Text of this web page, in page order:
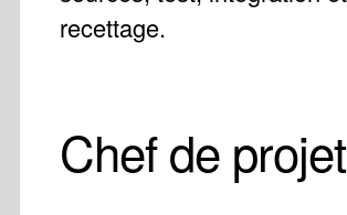
recettage.
Chef de projet